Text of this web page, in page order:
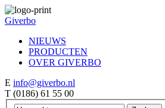
Giverbo
NIEUWS
PRODUCTEN
OVER GIVERBO
E info@giverbo.nl
T (0186) 61 55 00